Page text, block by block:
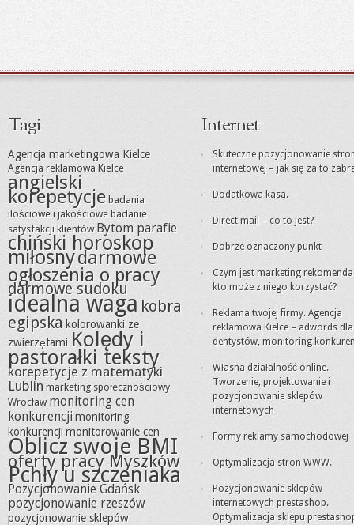
Tagi
Agencja marketingowa Kielce
Agencja reklamowa Kielce
angielski
korepetycje badania
ilościowe i jakościowe badanie
satysfakcji klientów Bytom parafie
chiński horoskop
miłosnydarmowe
ogłoszenia o pracy
darmowe sudoku
idealna waga kobra
egipska kolorowanki ze
zwierzętami Kolędy i
pastorałki teksty
korepetycje z matematyki
Lublin marketing społecznościowy
Wrocław monitoring cen
konkurencjimonitoring
konkurencjimonitorowanie cen
Oblicz swoje BMI
oferty pracy Myszków
Pchły u szczeniaka
Pozycjonowanie Gdańsk
pozycjonowanie rzeszów
pozycjonowanie sklepów
Internet
Skuteczne pozycjonowanie
internetowej – jak się za to
Dodatkowa kasa.
Direct mail – co to jest?
Dobrze oznaczony punkt
Czym jest marketing
kto może z niego korzystać?
Reklama twojej firmy. Agencja
reklamowa Kielce – adwords dla
dentystów, monitoring
Własna działalność online.
Tworzenie, projektowanie i
pozycjonowanie sklepów
internetowych
Formy reklamy samochodowej
Optymalizacja stron WWW.
Pozycjonowanie sklepów
internetowych prestashop.
Optymalizacja sklepu